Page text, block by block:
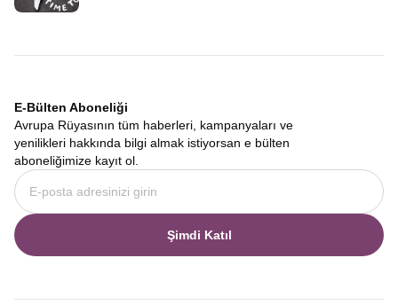
E-Bülten Aboneliği
Avrupa Rüyasının tüm haberleri, kampanyaları ve
yenilikleri hakkında bilgi almak istiyorsan e bülten
aboneliğimize kayıt ol.
Şimdi Katıl